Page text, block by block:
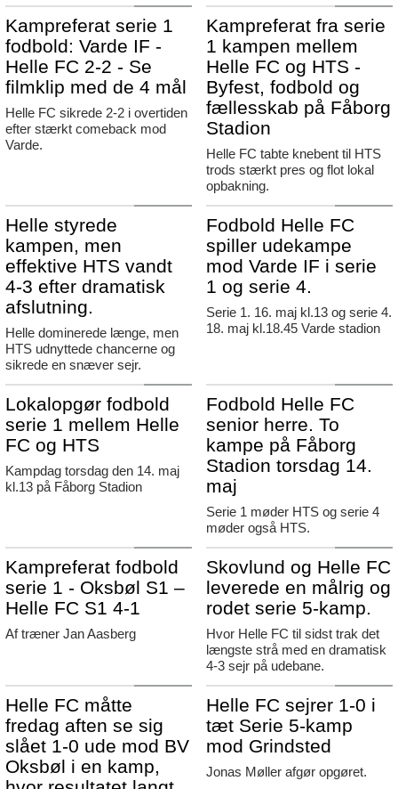
Kampreferat serie 1
fodbold: Varde IF -
Helle FC 2-2 - Se
filmklip med de 4 mål
Helle FC sikrede 2-2 i overtiden
efter stærkt comeback mod
Varde.
Kampreferat fra serie
1 kampen mellem
Helle FC og HTS -
Byfest, fodbold og
fællesskab på Fåborg
Stadion
Helle FC tabte knebent til HTS
trods stærkt pres og flot lokal
opbakning.
Helle styrede
kampen, men
effektive HTS vandt
4-3 efter dramatisk
afslutning.
Helle dominerede længe, men
HTS udnyttede chancerne og
sikrede en snæver sejr.
Fodbold Helle FC
spiller udekampe
mod Varde IF i serie
1 og serie 4.
Serie 1. 16. maj kl.13 og serie 4.
18. maj kl.18.45 Varde stadion
Lokalopgør fodbold
serie 1 mellem Helle
FC og HTS
Kampdag torsdag den 14. maj
kl.13 på Fåborg Stadion
Fodbold Helle FC
senior herre. To
kampe på Fåborg
Stadion torsdag 14.
maj
Serie 1 møder HTS og serie 4
møder også HTS.
Kampreferat fodbold
serie 1 - Oksbøl S1 –
Helle FC S1 4-1
Af træner Jan Aasberg
Skovlund og Helle FC
leverede en målrig og
rodet serie 5-kamp.
Hvor Helle FC til sidst trak det
længste strå med en dramatisk
4-3 sejr på udebane.
Helle FC måtte
fredag aften se sig
slået 1-0 ude mod BV
Oksbøl i en kamp,
Helle FC sejrer 1-0 i
tæt Serie 5-kamp
mod Grindsted
Jonas Møller afgør opgøret.